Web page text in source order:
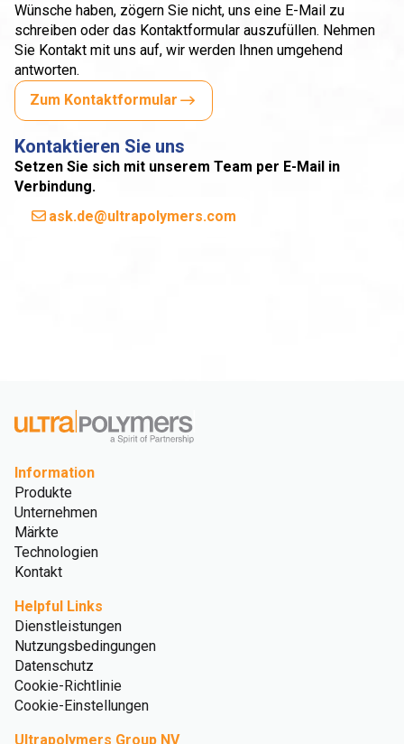
Wünsche haben, zögern Sie nicht, uns eine E-Mail zu
schreiben oder das Kontaktformular auszufüllen. Nehmen
Sie Kontakt mit uns auf, wir werden Ihnen umgehend
antworten.
Zum Kontaktformular
Kontaktieren Sie uns
Setzen Sie sich mit unserem Team per E-Mail in
Verbindung.
ask.de@ultrapolymers.com
Information
Produkte
Unternehmen
Märkte
Technologien
Kontakt
Helpful Links
Dienstleistungen
Nutzungsbedingungen
Datenschutz
Cookie-Richtlinie
Cookie-Einstellungen
Ultrapolymers Group NV